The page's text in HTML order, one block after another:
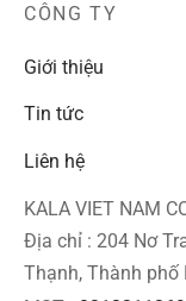
CÔNG TY
Giới thiệu
Tin tức
Liên hệ
KALA VIET NAM
Địa chỉ : 204 Nơ
Thạnh, Thành phố